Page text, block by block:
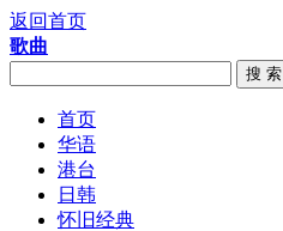
返回首页
歌曲
搜 索
首页
华语
港台
日韩
怀旧经典